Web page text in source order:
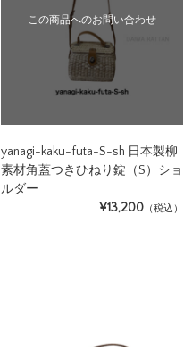
この商品へのお問い合わせ
yanagi-kaku-futa-S-sh 日本製柳
素材角蓋つきひねり錠（S）ショ
ルダー
¥13,200 （税込）